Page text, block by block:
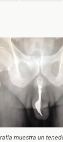
muestra un